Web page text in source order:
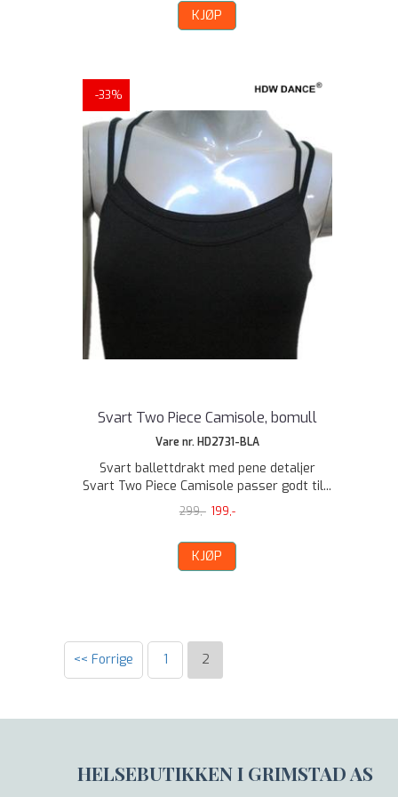
KJØP
-33%
Svart Two Piece Camisole, bomull
Vare nr. HD2731-BLA
Svart ballettdrakt med pene detaljer
Svart Two Piece Camisole passer godt til...
299,- 199,-
KJØP
<< Forrige 1 2
HELSEBUTIKKEN I GRIMSTAD AS